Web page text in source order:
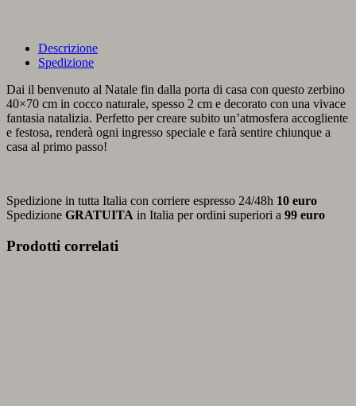
Descrizione
Spedizione
Dai il benvenuto al Natale fin dalla porta di casa con questo zerbino
40×70 cm in cocco naturale, spesso 2 cm e decorato con una vivace
fantasia natalizia. Perfetto per creare subito un’atmosfera accogliente
e festosa, renderà ogni ingresso speciale e farà sentire chiunque a
casa al primo passo!
Spedizione in tutta Italia con corriere espresso 24/48h 10 euro
Spedizione GRATUITA in Italia per ordini superiori a 99 euro
Prodotti correlati